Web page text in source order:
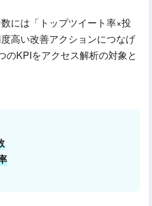
には「トップツイート率×投
高い改善アクションにつなげ
のKPIをアクセス解析の対象と